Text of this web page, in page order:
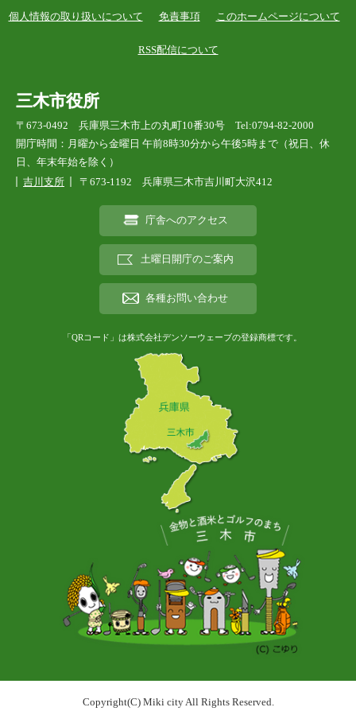
個人情報の取り扱いについて 免責事項 このホームページについて
RSS配信について
三木市役所
〒673-0492 兵庫県三木市上の丸町10番30号 Tel:0794-82-2000
開庁時間：月曜から金曜日 午前8時30分から午後5時まで（祝日、休
日、年末年始を除く）
吉川支所
〒673-1192 兵庫県三木市吉川町大沢412
庁舎へのアクセス
土曜日開庁のご案内
各種お問い合わせ
「QRコード」は株式会社デンソーウェーブの登録商標です。
Copyright(C) Miki city All Rights Reserved.